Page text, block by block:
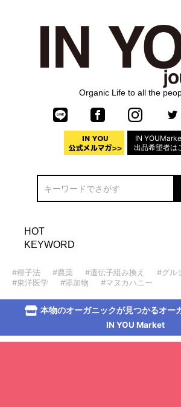
Organic Life to all the
IN
出品希望者は
HOT
KEYWORD
#種子法 #農薬 #遺伝子組み換え
#グル
#東洋医学
#添加物 #マヌカハニー
本物のオーガニックが見つかるオー
IN YOU Market